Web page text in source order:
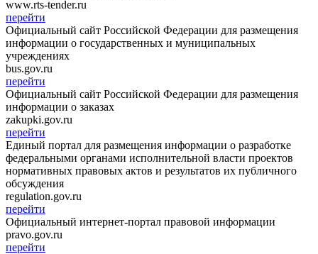
www.rts-tender.ru
перейти
Официальный сайт Российской Федерации для размещения
информации о государственных и муниципальных
учреждениях
bus.gov.ru
перейти
Официальный сайт Российской Федерации для размещения
информации о заказах
zakupki.gov.ru
перейти
Единый портал для размещения информации о разработке
федеральными органами исполнительной власти проектов
нормативных правовых актов и результатов их публичного
обсуждения
regulation.gov.ru
перейти
Официальный интернет-портал правовой информации
pravo.gov.ru
перейти